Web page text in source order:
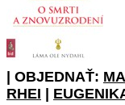
| OBJEDNAŤ:
RHEI |